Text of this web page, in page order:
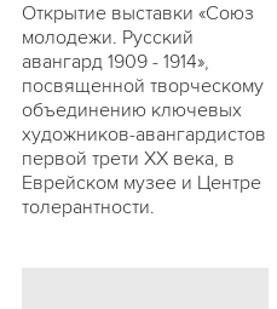
Открытие выставки «Союз
молодежи. Русский
авангард 1909 - 1914»,
посвященной творческому
объединению ключевых
художников-авангардистов
первой трети ХХ века, в
Еврейском музее и Центре
толерантности.